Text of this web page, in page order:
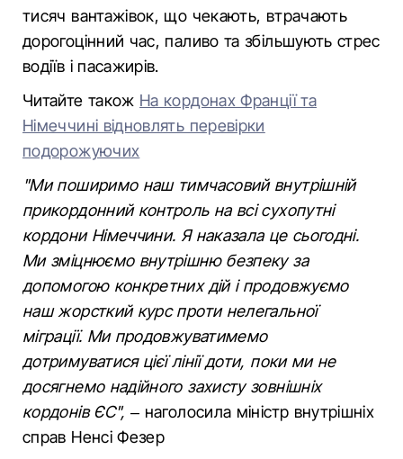
тисяч вантажівок, що чекають, втрачають
дорогоцінний час, паливо та збільшують стрес
водіїв і пасажирів.
Читайте також На кордонах Франції та
Німеччині відновлять перевірки
подорожуючих
"Ми поширимо наш тимчасовий внутрішній
прикордонний контроль на всі сухопутні
кордони Німеччини. Я наказала це сьогодні.
Ми зміцнюємо внутрішню безпеку за
допомогою конкретних дій і продовжуємо
наш жорсткий курс проти нелегальної
міграції. Ми продовжуватимемо
дотримуватися цієї лінії доти, поки ми не
досягнемо надійного захисту зовнішніх
кордонів ЄС", – наголосила міністр внутрішніх
справ Ненсі Фезер